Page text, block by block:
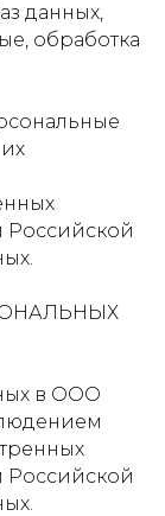
данных,
обработка
Российской
в ООО
Российской